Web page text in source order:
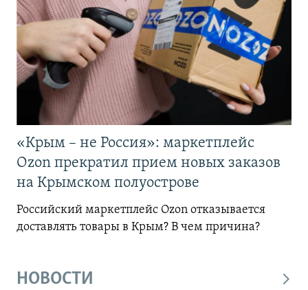
«Крым – не Россия»: маркетплейс
Ozon прекратил прием новых заказов
на Крымском полуострове
Российский маркетплейс Ozon отказывается
доставлять товары в Крым? В чем причина?
НОВОСТИ